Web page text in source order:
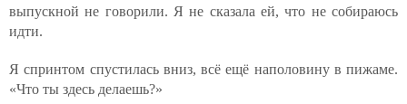
выпускной не говорили. Я не сказала ей, что не собираюсь
идти.
Я спринтом спустилась вниз, всё ещё наполовину в пижаме.
«Что ты здесь делаешь?»